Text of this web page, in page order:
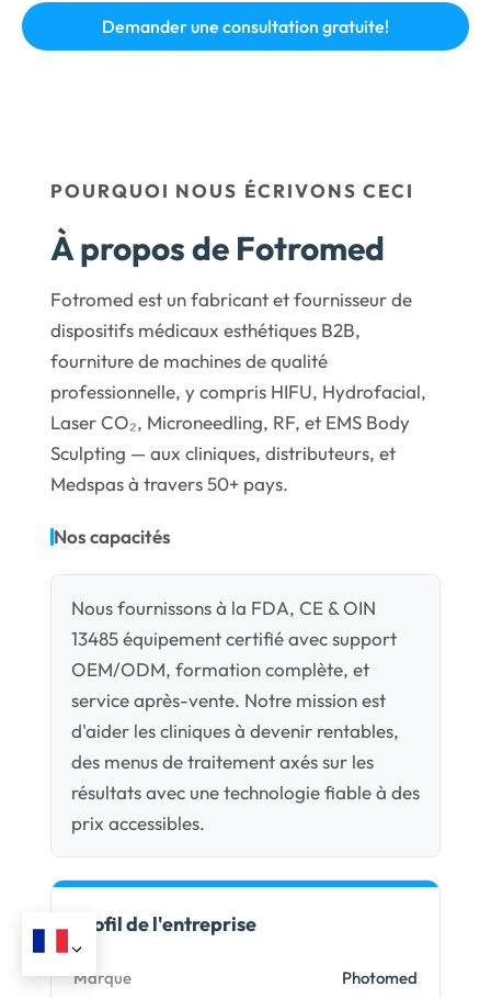
POURQUOI NOUS ÉCRIVONS CECI
À propos de Fotromed
Fotromed est un fabricant et fournisseur de
dispositifs médicaux esthétiques B2B,
fourniture de machines de qualité
professionnelle, y compris HIFU, Hydrofacial,
Laser CO₂, Microneedling, RF, et EMS Body
Sculpting — aux cliniques, distributeurs, et
Medspas à travers 50+ pays.
Nos capacités
Nous fournissons à la FDA, CE & OIN
13485 équipement certifié avec support
OEM/ODM, formation complète, et
service après-vente. Notre mission est
d'aider les cliniques à devenir rentables,
des menus de traitement axés sur les
résultats avec une technologie fiable à des
prix accessibles.
Profil de l'entreprise
Marque Photomed